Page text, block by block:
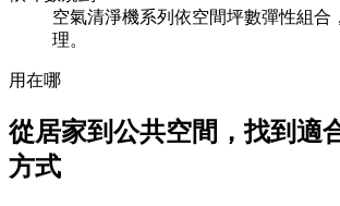
空氣清淨機系列依空間坪數彈性組合
理。
用在哪
從居家到公共空間，找到適
方式